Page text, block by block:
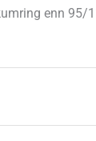
enn 95/